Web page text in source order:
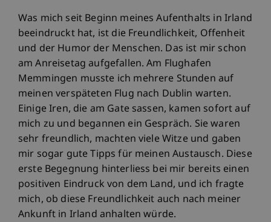
Was mich seit Beginn meines Aufenthalts in Irland
beeindruckt hat, ist die Freundlichkeit, Offenheit
und der Humor der Menschen. Das ist mir schon
am Anreisetag aufgefallen. Am Flughafen
Memmingen musste ich mehrere Stunden auf
meinen verspäteten Flug nach Dublin warten.
Einige Iren, die am Gate sassen, kamen sofort auf
mich zu und begannen ein Gespräch. Sie waren
sehr freundlich, machten viele Witze und gaben
mir sogar gute Tipps für meinen Austausch. Diese
erste Begegnung hinterliess bei mir bereits einen
positiven Eindruck von dem Land, und ich fragte
mich, ob diese Freundlichkeit auch nach meiner
Ankunft in Irland anhalten würde.